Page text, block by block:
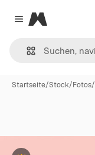
Close menu
Magnific
Startseite/Stock/Fotos/